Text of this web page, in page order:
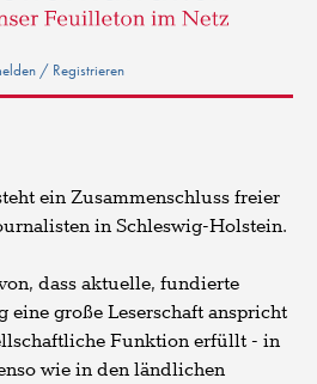
/ Registrieren
ein Zusammenschluss freier
in Schleswig-Holstein.
dass aktuelle, fundierte
große Leserschaft anspricht
Funktion erfüllt - in
wie in den ländlichen